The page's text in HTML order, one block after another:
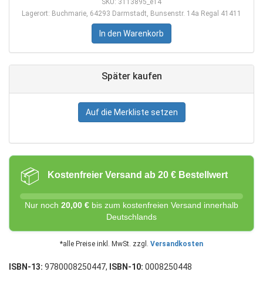
SKU: 3113895_e14
Lagerort: Buchmarie, 64293 Darmstadt, Bunsenstr. 14a Regal 41411
In den Warenkorb
Später kaufen
Auf die Merkliste setzen
📦 Kostenfreier Versand ab 20 € Bestellwert
Nur noch 20,00 € bis zum kostenfreien Versand innerhalb
Deutschlands
*alle Preise inkl. MwSt. zzgl. Versandkosten
ISBN-13: 9780008250447, ISBN-10: 0008250448